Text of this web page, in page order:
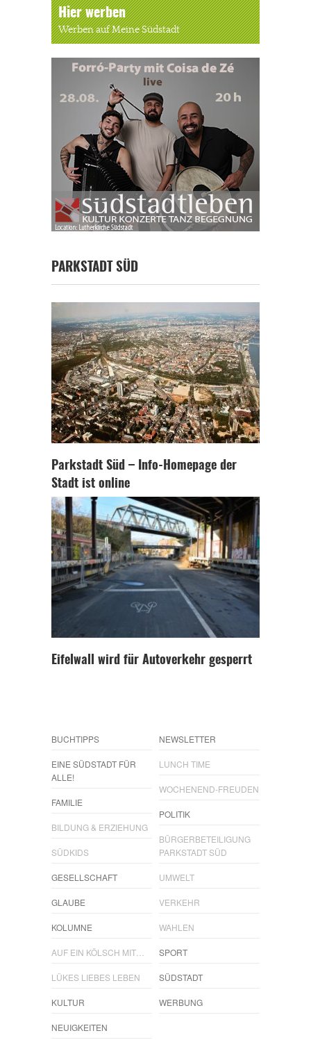
Hier werben
Werben auf Meine Südstadt
PARKSTADT SÜD
Parkstadt Süd – Info-Homepage der
Stadt ist online
Eifelwall wird für Autoverkehr gesperrt
BUCHTIPPS
EINE SÜDSTADT FÜR
ALLE!
FAMILIE
BILDUNG & ERZIEHUNG
SÜDKIDS
GESELLSCHAFT
GLAUBE
KOLUMNE
AUF EIN KÖLSCH MIT…
LÜKES LIEBES LEBEN
KULTUR
NEUIGKEITEN
NEWSLETTER
LUNCH TIME
WOCHENEND-FREUDEN
POLITIK
BÜRGERBETEILIGUNG
PARKSTADT SÜD
UMWELT
VERKEHR
WAHLEN
SPORT
SÜDSTADT
WERBUNG